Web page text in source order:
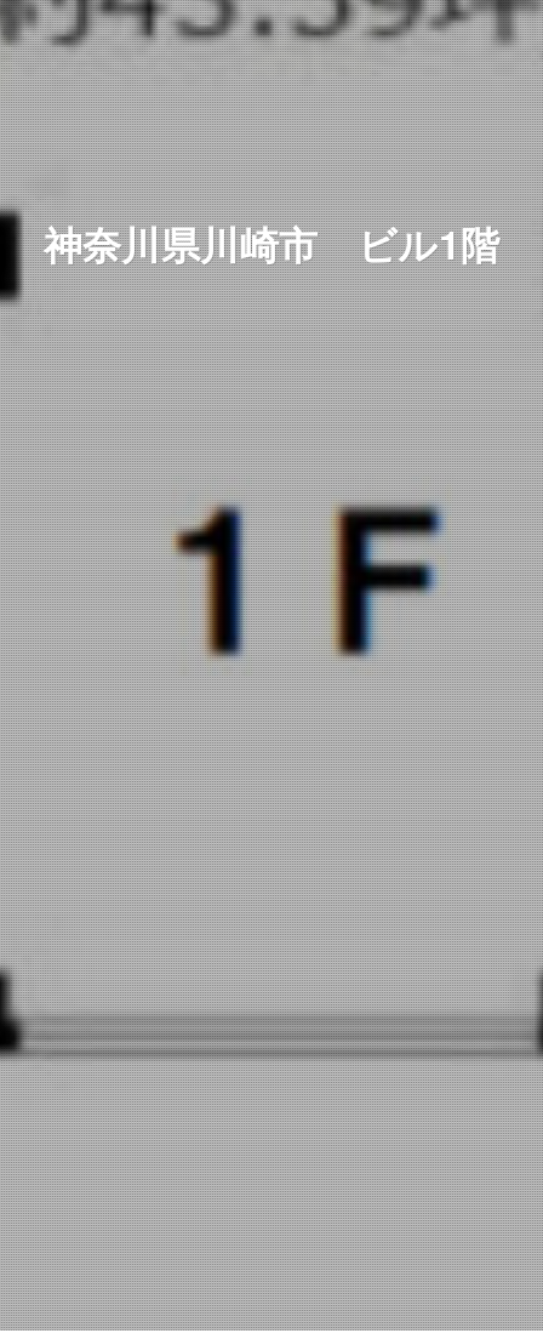
神奈川県川崎市 ビル1階